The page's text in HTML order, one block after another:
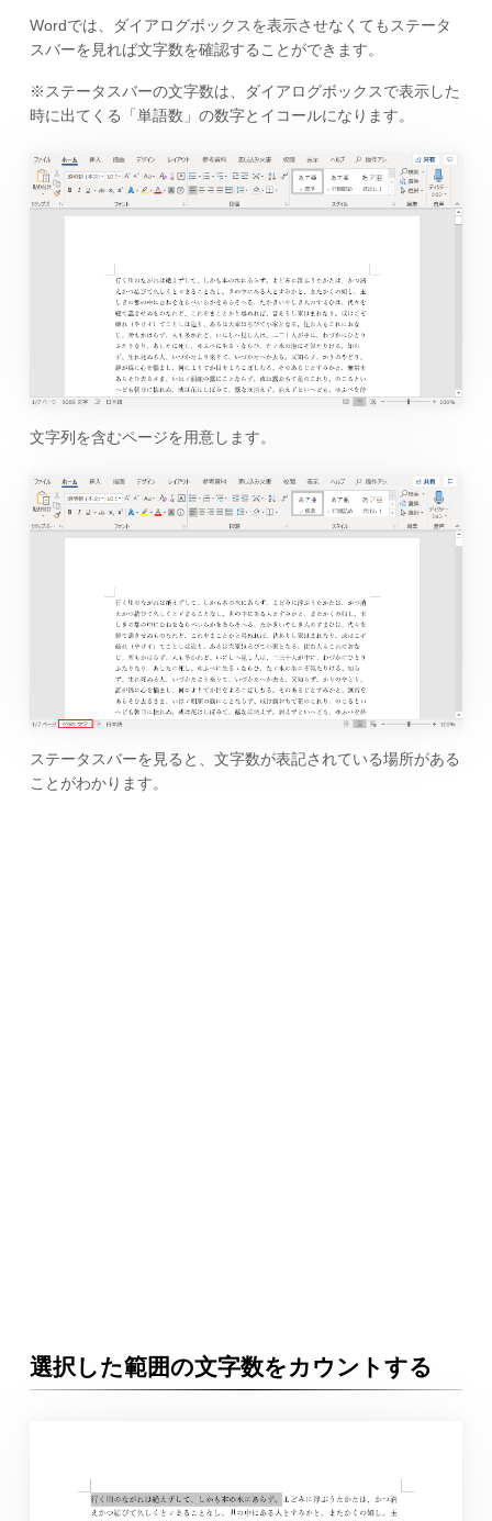
Wordでは、ダイアログボックスを表示させなくてもステータ
スバーを見れば文字数を確認することができます。
※ステータスバーの文字数は、ダイアログボックスで表示した
時に出てくる「単語数」の数字とイコールになります。
文字列を含むページを用意します。
ステータスバーを見ると、文字数が表記されている場所がある
ことがわかります。
選択した範囲の文字数をカウントする